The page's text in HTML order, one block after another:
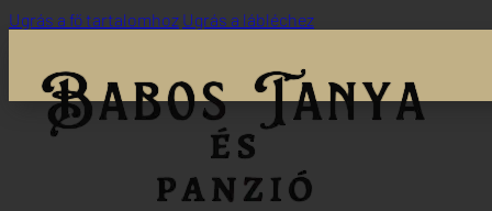
Ugrás a fő tartalomhoz Ugrás a lábléchez